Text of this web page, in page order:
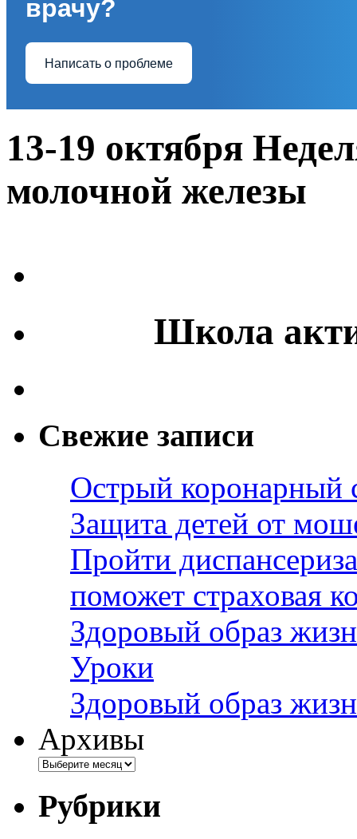
врачу?
Написать о проблеме
13-19 октября
молочной железы
Школа
Свежие записи
Острый коронарный
Защита детей от
Пройти
поможет страховая
Здоровый образ
Уроки
Здоровый образ
Архивы
Рубрики